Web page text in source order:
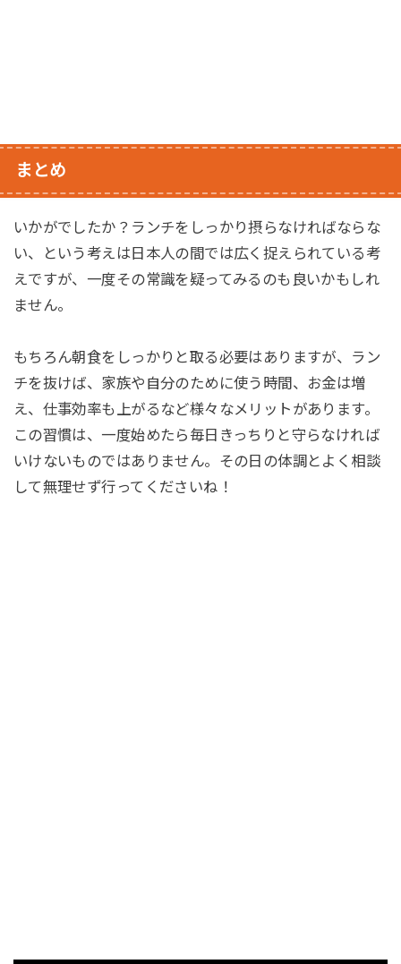
まとめ
いかがでしたか？ランチをしっかり摂らなければならな
い、という考えは日本人の間では広く捉えられている考
えですが、一度その常識を疑ってみるのも良いかもしれ
ません。
もちろん朝食をしっかりと取る必要はありますが、ラン
チを抜けば、家族や自分のために使う時間、お金は増
え、仕事効率も上がるなど様々なメリットがあります。
この習慣は、一度始めたら毎日きっちりと守らなければ
いけないものではありません。その日の体調とよく相談
して無理せず行ってくださいね！